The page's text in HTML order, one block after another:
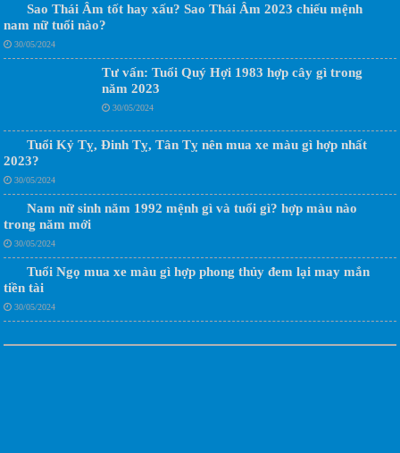
Sao Thái Âm tốt hay xấu? Sao Thái Âm 2023 chiếu mệnh
nam nữ tuổi nào?
30/05/2024
Tư vấn: Tuổi Quý Hợi 1983 hợp cây gì trong
năm 2023
30/05/2024
Tuổi Kỷ Tỵ, Đinh Tỵ, Tân Tỵ nên mua xe màu gì hợp nhất
2023?
30/05/2024
Nam nữ sinh năm 1992 mệnh gì và tuổi gì? hợp màu nào
trong năm mới
30/05/2024
Tuổi Ngọ mua xe màu gì hợp phong thủy đem lại may mắn
tiền tài
30/05/2024